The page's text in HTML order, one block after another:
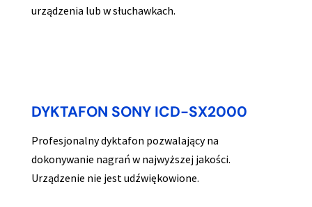
urządzenia lub w słuchawkach.
DYKTAFON SONY ICD-SX2000
Profesjonalny dyktafon pozwalający na
dokonywanie nagrań w najwyższej jakości.
Urządzenie nie jest udźwiękowione.